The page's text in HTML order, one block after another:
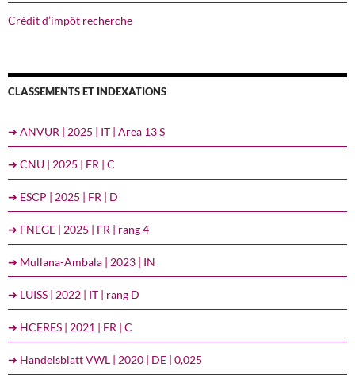
Crédit d’impôt recherche
CLASSEMENTS ET INDEXATIONS
➔ ANVUR | 2025 | IT | Area 13 S
➔ CNU | 2025 | FR | C
➔ ESCP | 2025 | FR | D
➔ FNEGE | 2025 | FR | rang 4
➔ Mullana-Ambala | 2023 | IN
➔ LUISS | 2022 | IT | rang D
➔ HCERES | 2021 | FR | C
➔ Handelsblatt VWL | 2020 | DE | 0,025